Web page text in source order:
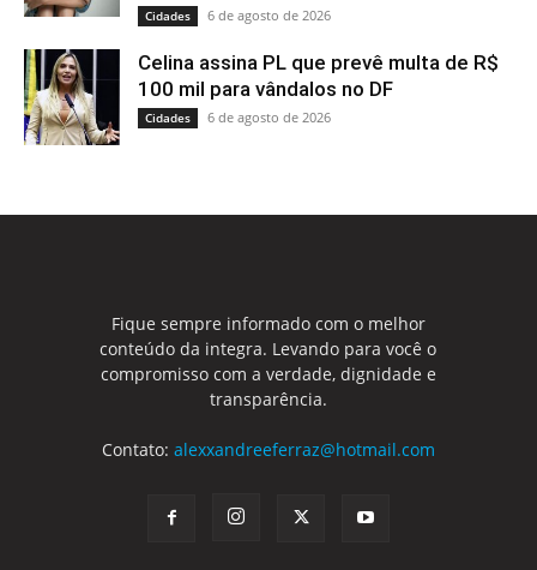
Cidades 6 de agosto de 2026
Celina assina PL que prevê multa de R$
100 mil para vândalos no DF
Cidades 6 de agosto de 2026
Fique sempre informado com o melhor
conteúdo da integra. Levando para você o
compromisso com a verdade, dignidade e
transparência.
Contato: alexxandreeferraz@hotmail.com